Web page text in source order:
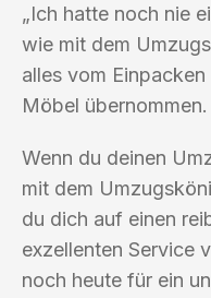
„Ich hatte noch nie
wie mit dem
alles vom
Möbel übernommen.
Wenn du deinen
mit dem
du dich auf einen
exzellenten Service
noch heute für ein